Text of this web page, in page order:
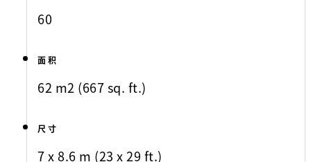
60
面积
62 m2 (667 sq. ft.)
尺寸
7 x 8.6 m (23 x 29 ft.)